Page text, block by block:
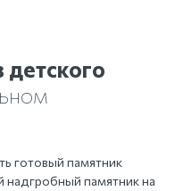
детского
готовый памятник
надгробный памятник на